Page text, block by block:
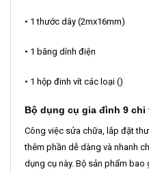
• 1 thước dây (2mx16mm)
• 1 băng dính điện
• 1 hộp đinh vít các loại ()
Bộ dụng cụ gia đình 9 chi
Công việc sửa chữa, lắp đặt
thêm phần dễ dàng và nhanh
dụng cụ này. Bộ sản phẩm